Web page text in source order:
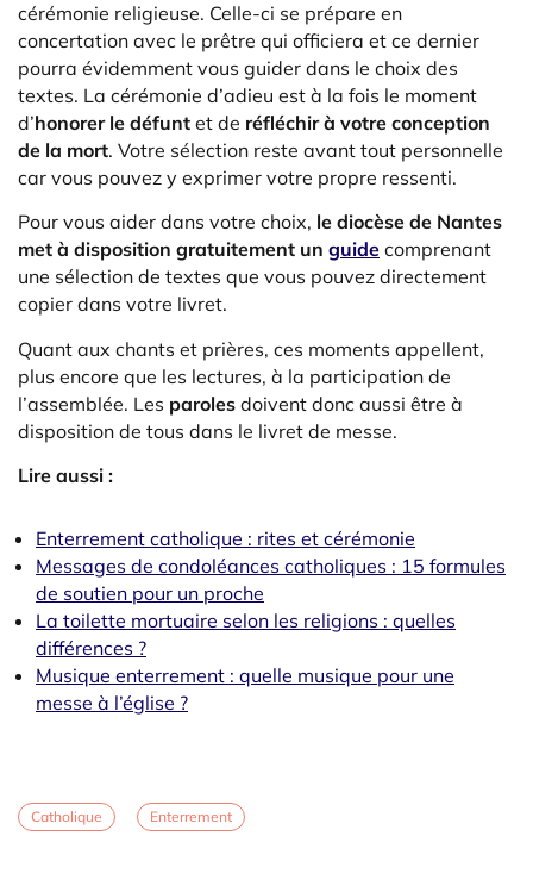
cérémonie religieuse. Celle-ci se prépare en
concertation avec le prêtre qui officiera et ce dernier
pourra évidemment vous guider dans le choix des
textes. La cérémonie d’adieu est à la fois le moment
d’honorer le défunt et de réfléchir à votre conception
de la mort. Votre sélection reste avant tout personnelle
car vous pouvez y exprimer votre propre ressenti.
Pour vous aider dans votre choix, le diocèse de Nantes
met à disposition gratuitement un guide comprenant
une sélection de textes que vous pouvez directement
copier dans votre livret.
Quant aux chants et prières, ces moments appellent,
plus encore que les lectures, à la participation de
l’assemblée. Les paroles doivent donc aussi être à
disposition de tous dans le livret de messe.
Lire aussi :
Enterrement catholique : rites et cérémonie
Messages de condoléances catholiques : 15 formules
de soutien pour un proche
La toilette mortuaire selon les religions : quelles
différences ?
Musique enterrement : quelle musique pour une
messe à l’église ?
Catholique Enterrement